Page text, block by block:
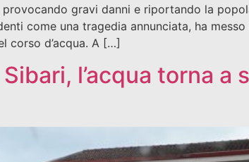
gravi danni e riportando la
come una tragedia annunciata, ha
corso d’acqua. A […]
l’acqua torna a